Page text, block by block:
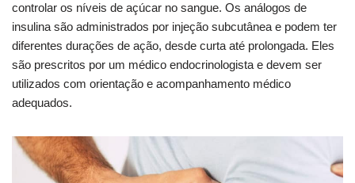
controlar os níveis de açúcar no sangue. Os análogos de
insulina são administrados por injeção subcutânea e podem ter
diferentes durações de ação, desde curta até prolongada. Eles
são prescritos por um médico endocrinologista e devem ser
utilizados com orientação e acompanhamento médico
adequados.